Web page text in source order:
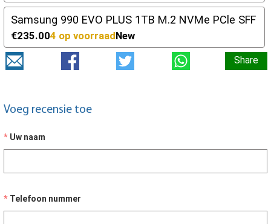
Samsung 990 EVO PLUS 1TB M.2 NVMe PCle SFF
€235.004 op voorraadNew
Share
Voeg recensie toe
Uw naam
Telefoon nummer